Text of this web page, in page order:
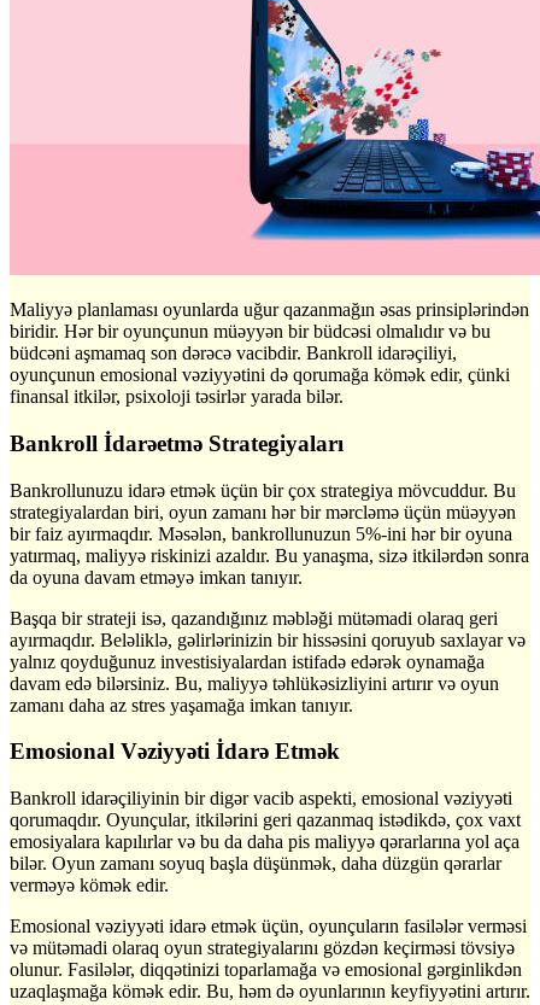
Maliyyə planlaması oyunlarda uğur qazanmağın əsas prinsiplərindən
biridir. Hər bir oyunçunun müəyyən bir büdcəsi olmalıdır və bu
büdcəni aşmamaq son dərəcə vacibdir. Bankroll idarəçiliyi,
oyunçunun emosional vəziyyətini də qorumağa kömək edir, çünki
finansal itkilər, psixoloji təsirlər yarada bilər.
Bankroll İdarəetmə Strategiyaları
Bankrollunuzu idarə etmək üçün bir çox strategiya mövcuddur. Bu
strategiyalardan biri, oyun zamanı hər bir mərcləmə üçün müəyyən
bir faiz ayırmaqdır. Məsələn, bankrollunuzun 5%-ini hər bir oyuna
yatırmaq, maliyyə riskinizi azaldır. Bu yanaşma, sizə itkilərdən sonra
da oyuna davam etməyə imkan tanıyır.
Başqa bir strateji isə, qazandığınız məbləği mütəmadi olaraq geri
ayırmaqdır. Beləliklə, gəlirlərinizin bir hissəsini qoruyub saxlayar və
yalnız qoyduğunuz investisiyalardan istifadə edərək oynamağa
davam edə bilərsiniz. Bu, maliyyə təhlükəsizliyini artırır və oyun
zamanı daha az stres yaşamağa imkan tanıyır.
Emosional Vəziyyəti İdarə Etmək
Bankroll idarəçiliyinin bir digər vacib aspekti, emosional vəziyyəti
qorumaqdır. Oyunçular, itkilərini geri qazanmaq istədikdə, çox vaxt
emosiyalara kapılırlar və bu da daha pis maliyyə qərarlarına yol aça
bilər. Oyun zamanı soyuq başla düşünmək, daha düzgün qərarlar
verməyə kömək edir.
Emosional vəziyyəti idarə etmək üçün, oyunçuların fasilələr verməsi
və mütəmadi olaraq oyun strategiyalarını gözdən keçirməsi tövsiyə
olunur. Fasilələr, diqqətinizi toparlamağa və emosional gərginlikdən
uzaqlaşmağa kömək edir. Bu, həm də oyunlarının keyfiyyətini artırır.